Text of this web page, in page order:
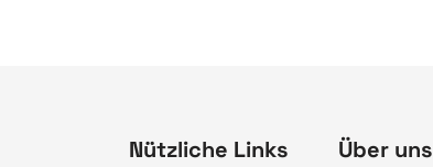
Nützliche Links Über uns